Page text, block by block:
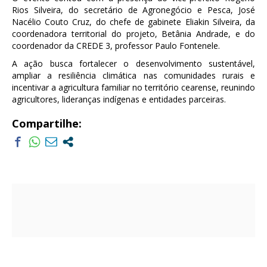
Rios Silveira, do secretário de Agronegócio e Pesca, José
Nacélio Couto Cruz, do chefe de gabinete Eliakin Silveira, da
coordenadora territorial do projeto, Betânia Andrade, e do
coordenador da CREDE 3, professor Paulo Fontenele.
A ação busca fortalecer o desenvolvimento sustentável,
ampliar a resiliência climática nas comunidades rurais e
incentivar a agricultura familiar no território cearense, reunindo
agricultores, lideranças indígenas e entidades parceiras.
Compartilhe: